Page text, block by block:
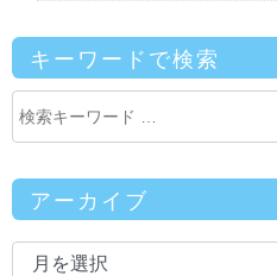
キーワードで検索
アーカイブ